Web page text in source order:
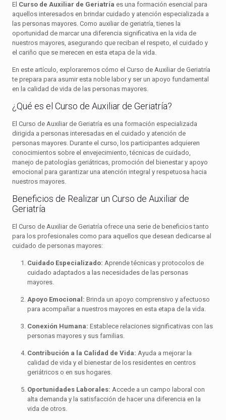
El Curso de Auxiliar de Geriatría es una formación esencial para
aquellos interesados en brindar cuidado y atención especializada a
las personas mayores. Como auxiliar de geriatría, tienes la
oportunidad de marcar una diferencia significativa en la vida de
nuestros mayores, asegurando que reciban el respeto, el cuidado y
el cariño que se merecen en esta etapa de la vida.
En este artículo, exploraremos cómo el Curso de Auxiliar de Geriatría
te prepara para asumir esta noble labor y ser un apoyo fundamental
en la calidad de vida de las personas mayores.
¿Qué es el Curso de Auxiliar de Geriatría?
El Curso de Auxiliar de Geriatría es una formación especializada
dirigida a personas interesadas en el cuidado y atención de
personas mayores. Durante el curso, los participantes adquieren
conocimientos sobre el envejecimiento, técnicas de cuidado,
manejo de patologías geriátricas, promoción del bienestar y apoyo
emocional para garantizar una atención integral y respetuosa hacia
nuestros mayores.
Beneficios de Realizar un Curso de Auxiliar de
Geriatría
El Curso de Auxiliar de Geriatría ofrece una serie de beneficios tanto
para los profesionales como para aquellos que desean dedicarse al
cuidado de personas mayores:
Cuidado Especializado: Aprende técnicas y protocolos de
cuidado adaptados a las necesidades de las personas
mayores.
Apoyo Emocional: Brinda un apoyo comprensivo y afectuoso
para acompañar a nuestros mayores en esta etapa de la vida.
Conexión Humana: Establece relaciones significativas con las
personas mayores y sus familias.
Contribución a la Calidad de Vida: Ayuda a mejorar la
calidad de vida y el bienestar de los residentes en centros
geriátricos o en sus hogares.
Oportunidades Laborales: Accede a un campo laboral con
alta demanda y la satisfacción de hacer una diferencia en la
vida de otros.